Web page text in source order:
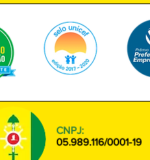
CNPJ:
05.989.116/0001-19